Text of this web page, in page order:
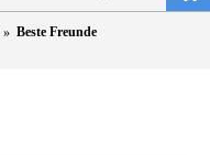
Beste Freunde